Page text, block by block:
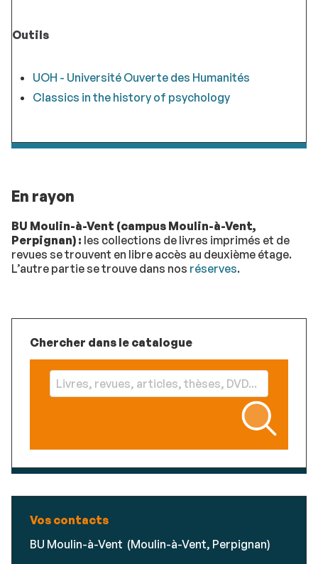
Outils
UOH - Université Ouverte des Humanités
Classics in the history of psychology
En rayon
BU Moulin-à-Vent (campus Moulin-à-Vent,
Perpignan) : les collections de livres imprimés et de
revues se trouvent en libre accès au deuxième étage.
L’autre partie se trouve dans nos réserves.
Chercher dans le catalogue
Vos contacts
BU Moulin-à-Vent (Moulin-à-Vent, Perpignan)